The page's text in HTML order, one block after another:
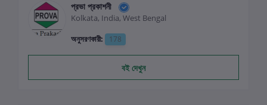
প্রভা প্রকাশনী
Kolkata, India, West Bengal
অনুসরণকারী:
178
বই দেখুন